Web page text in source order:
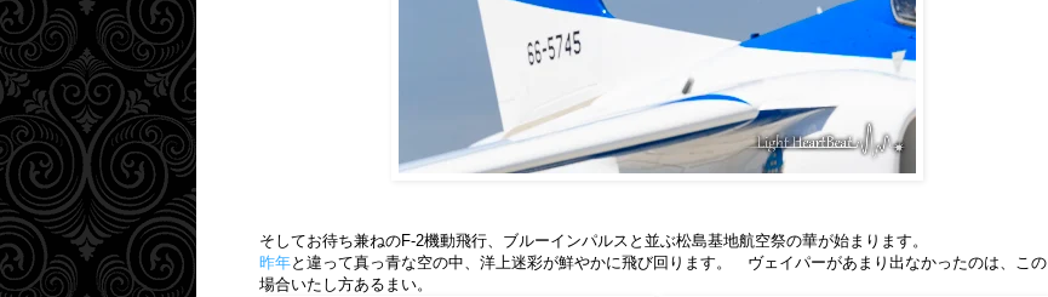
そしてお待ち兼ねのF-2機動飛行、ブルーインパルスと並ぶ松島基地航空祭の華が始まります。
昨年と違って真っ青な空の中、洋上迷彩が鮮やかに飛び回ります。 ヴェイパーがあまり出なかったのは、この
場合いたし方あるまい。